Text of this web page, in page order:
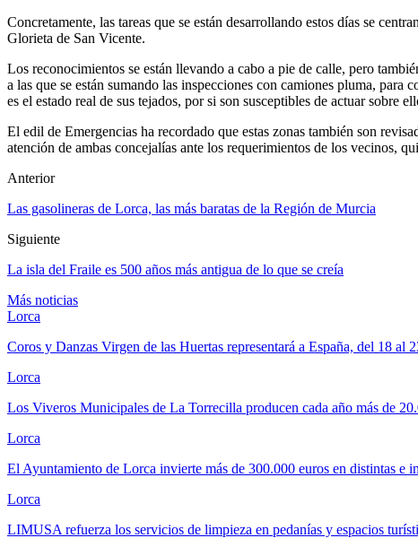
Concretamente, las tareas que se están desarrollando estos días se
Glorieta de San Vicente.
Los reconocimientos se están llevando a cabo a pie de calle, pero
a las que se están sumando las inspecciones con camiones pluma,
es el estado real de sus tejados, por si son susceptibles de actuar sobre
El edil de Emergencias ha recordado que estas zonas también son
atención de ambas concejalías ante los requerimientos de los vecinos,
Anterior
Las gasolineras de Lorca, las más baratas de la Región de Murcia
Siguiente
La isla del Fraile es 500 años más antigua de lo que se creía
Más noticias
Lorca
Coros y Danzas Virgen de las Huertas representará a España, del 18 al
Lorca
Los Viveros Municipales de La Torrecilla producen cada año más de
Lorca
El Ayuntamiento de Lorca invierte más de 300.000 euros en distintas e
Lorca
LIMUSA refuerza los servicios de limpieza en pedanías y espacios